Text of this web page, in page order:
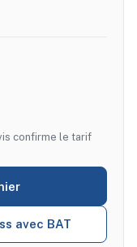
confirme le tarif
avec BAT